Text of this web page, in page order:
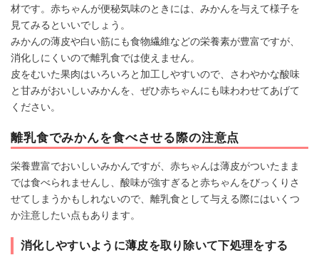
材です。赤ちゃんが便秘気味のときには、みかんを与えて様子を
見てみるといいでしょう。
みかんの薄皮や白い筋にも食物繊維などの栄養素が豊富ですが、
消化しにくいので離乳食では使えません。
皮をむいた果肉はいろいろと加工しやすいので、さわやかな酸味
と甘みがおいしいみかんを、ぜひ赤ちゃんにも味わわせてあげて
ください。
離乳食でみかんを食べさせる際の注意点
栄養豊富でおいしいみかんですが、赤ちゃんは薄皮がついたまま
では食べられませんし、酸味が強すぎると赤ちゃんをびっくりさ
せてしまうかもしれないので、離乳食として与える際にはいくつ
か注意したい点もあります。
消化しやすいように薄皮を取り除いて下処理をする